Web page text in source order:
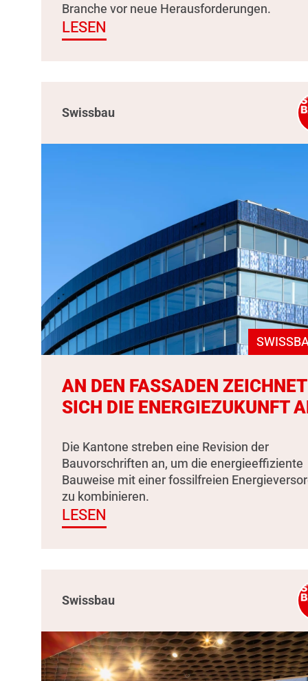
Branche vor neue Herausforderungen.
LESEN
Swissbau
AN DEN FASSADEN ZEICHNET
SICH DIE ENERGIEZUKUNFT
Die Kantone streben eine Revision der
Bauvorschriften an, um die energieeffiziente
Bauweise mit einer fossilfreien
zu kombinieren.
LESEN
Swissbau